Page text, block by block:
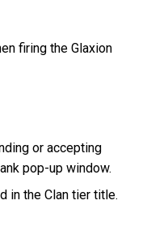
firing the Glaxion
or accepting
pop-up window.
in the Clan tier title.